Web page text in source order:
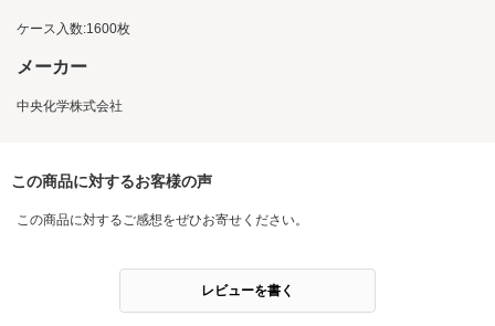
ケース入数:1600枚
メーカー
中央化学株式会社
この商品に対するお客様の声
この商品に対するご感想をぜひお寄せください。
レビューを書く